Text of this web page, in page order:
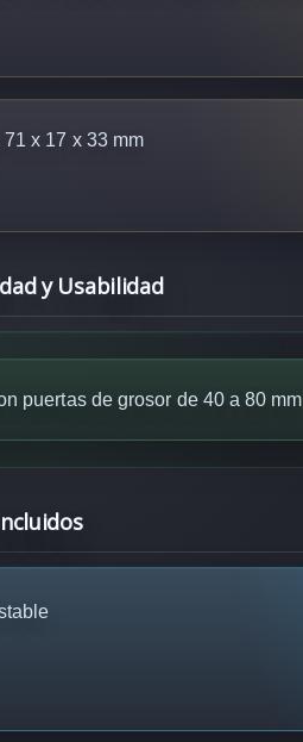
71 x 17 x 33 mm
y Usabilidad
puertas de grosor de 40 a 80 mm